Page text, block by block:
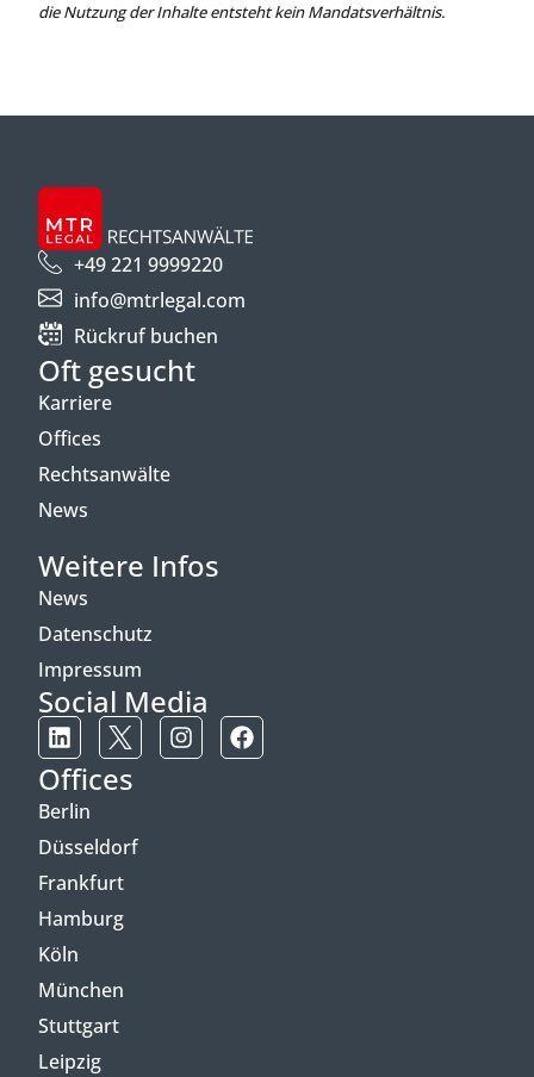
die Nutzung der Inhalte entsteht kein Mandatsverhältnis.
+49 221 9999220
info@mtrlegal.com
Rückruf buchen
Oft gesucht
Karriere
Offices
Rechtsanwälte
News
Weitere Infos
News
Datenschutz
Impressum
Social Media
Offices
Berlin
Düsseldorf
Frankfurt
Hamburg
Köln
München
Stuttgart
Leipzig